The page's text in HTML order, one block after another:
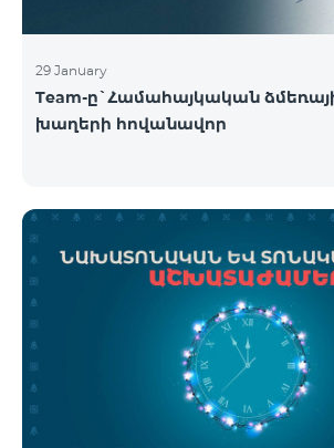
29 January
Team-ը`Համահայկական
խաղերի հովանավոր